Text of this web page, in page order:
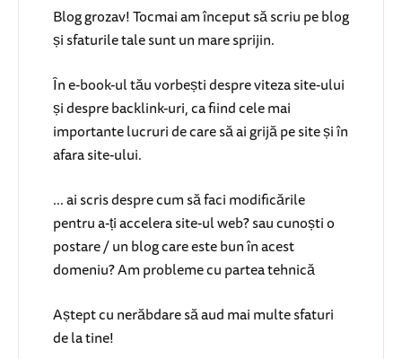
Blog grozav! Tocmai am început să scriu pe blog
și sfaturile tale sunt un mare sprijin.
În e-book-ul tău vorbești despre viteza site-ului
și despre backlink-uri, ca fiind cele mai
importante lucruri de care să ai grijă pe site și în
afara site-ului.
... ai scris despre cum să faci modificările
pentru a-ți accelera site-ul web? sau cunoști o
postare / un blog care este bun în acest
domeniu? Am probleme cu partea tehnică
Aștept cu nerăbdare să aud mai multe sfaturi
de la tine!